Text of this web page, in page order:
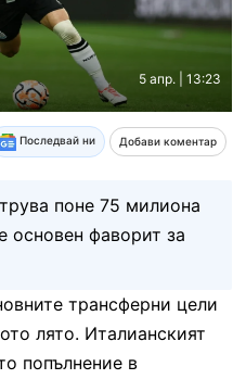
5 апр. | 13:23
Последвай ни Добави коментар
поне 75 милиона
основен фаворит за
трансферни цели
лято. Италианският
попълнение в